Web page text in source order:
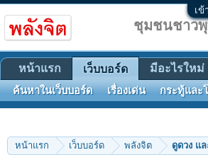
เข้
หน้าแรก เว็บบอร์ด พลังจิต ดูดวง แ
< ย้อนกลับ 1 ← 15 16 17 18 19 20
ชุมชนชาว
หน้าแรก เว็บบอร์ด
ค้นหาในเว็บบอร์ด เรื่องเด่น กระทู้และ
มีอะไรใหม่